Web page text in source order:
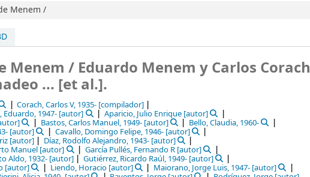
Menem /
Menem / Eduardo Menem y Carlos Corach
... [et al.].
Corach, Carlos V, 1935- [compilador]
Eduardo, 1947- [autor] Aparicio, Julio Enrique[autor]
Bastos, Carlos Manuel, 1949-[autor] Bello, Claudia, 1960-
[autor] Cavallo, Domingo Felipe, 1946-[autor]
[autor] Díaz, Rodolfo Alejandro, 1943-[autor]
Manuel [autor] García Pullés, Fernando R[autor]
Aldo, 1932- [autor] Gutiérrez, Ricardo Raúl, 1949-[autor]
[autor] Liendo, Horacio[autor] Maiorano, Jorge Luis, 1947-[autor]